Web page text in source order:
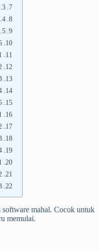
3. YouTube Live
4. Facebook Live
5. Twitch
Plan
Konten
Live
Live
to-Action
baru
relawan
Rutin
Visual
Alternatif
software mahal. Cocok untuk
memulai.